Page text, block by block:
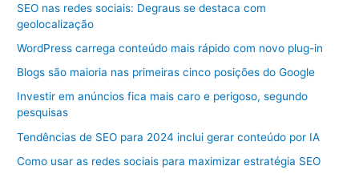
SEO nas redes sociais: Degraus se destaca com
geolocalização
WordPress carrega conteúdo mais rápido com novo plug-in
Blogs são maioria nas primeiras cinco posições do Google
Investir em anúncios fica mais caro e perigoso, segundo
pesquisas
Tendências de SEO para 2024 inclui gerar conteúdo por IA
Como usar as redes sociais para maximizar estratégia SEO